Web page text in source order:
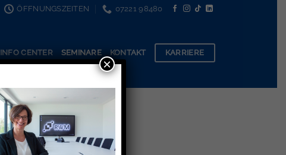
ÖFFNUNGSZEITEN 07221 98480
INFO CENTER SEMINARE KONTAKT KARRIERE
×